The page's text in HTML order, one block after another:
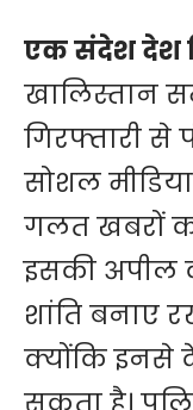
एक संदेश देश
खालिस्तान
गिरफ्तारी
सोशल
गलत खबरों
इसकी अपील
शांति बनाए
क्योंकि इनसे